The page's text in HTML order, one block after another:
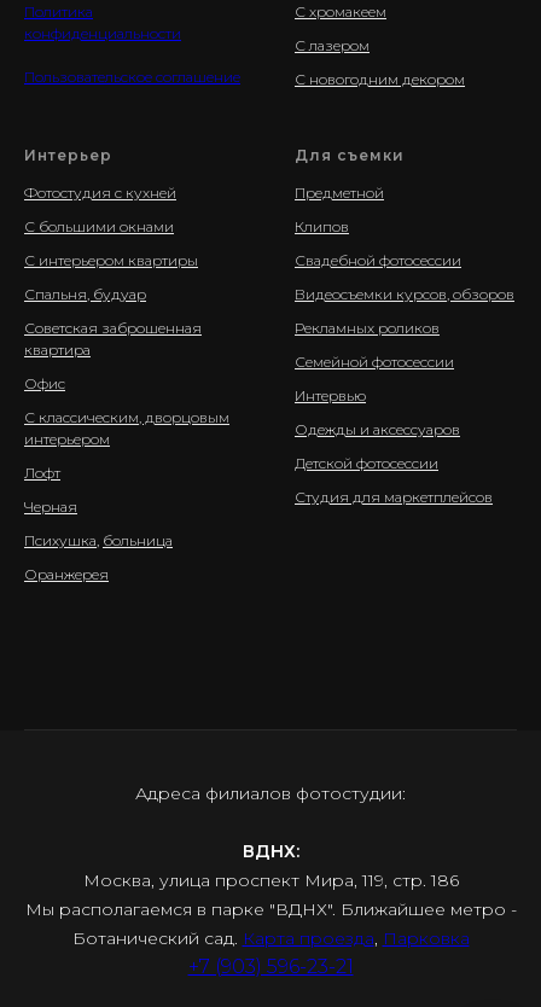
Политика
конфиденциальности
Пользовательское соглашение
С хромакеем
С лазером
С новогодним декором
Интерьер
Фотостудия с кухней
С большими окнами
С интерьером квартиры
Спальня, будуар
Советская заброшенная
квартира
Офис
С классическим, дворцовым
интерьером
Лофт
Черная
Психушка больница
Оранжерея
Для съемки
Предметной
Клипов
Свадебной фотосессии
Видеосъемки курсов, обзоров
Рекламных роликов
Семейной фотосессии
Интервью
Одежды и аксессуаров
Детской фотосессии
Студия для маркетплейсов
Адреса филиалов фотостудии:
ВДНХ:
Москва, улица проспект Мира, 119, стр. 186
Мы располагаемся в парке "ВДНХ". Ближайшее метро -
Ботанический сад. Карта проезда, Парковка
+7 (903) 596-23-21